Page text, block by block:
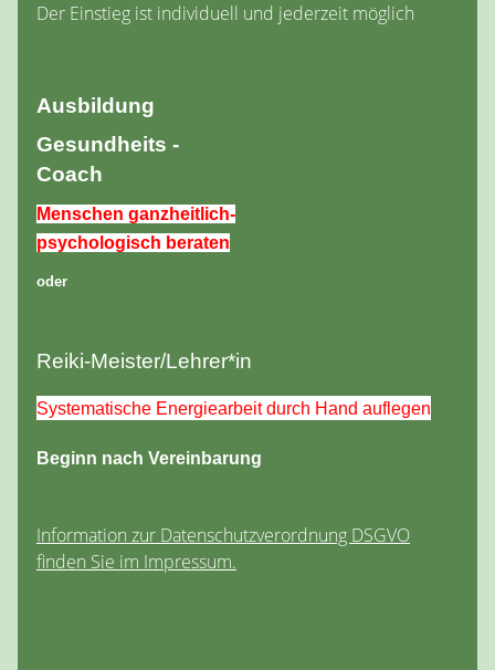
Der Einstieg ist individuell und jederzeit möglich
Ausbildung
Gesundheits -
Coach
Menschen ganzheitlich-
psychologisch beraten
oder
Reiki-Meister/Lehrer*in
Systematische Energiearbeit durch Hand auflegen
Beginn nach Vereinbarung
Information zur Datenschutzverordnung DSGVO
finden Sie im Impressum.